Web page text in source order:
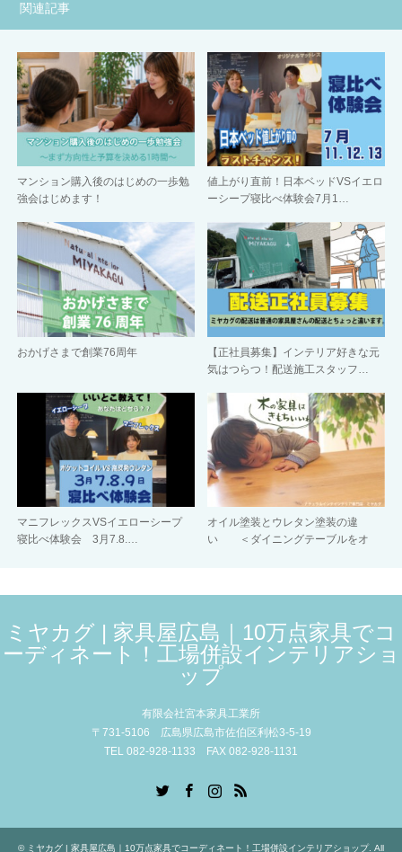
関連記事
マンション購入後のはじめの一歩勉
強会はじめます！
値上がり直前！日本ベッドVSイエロ
ーシープ寝比べ体験会7月1…
おかげさまで創業76周年
【正社員募集】インテリア好きな元
気はつらつ！配送施工スタッフ…
マニフレックスVSイエローシープ
寝比べ体験会 3月7.8.…
オイル塗装とウレタン塗装の違
い ＜ダイニングテーブルをオ
ミヤカグ | 家具屋広島｜10万点家具でコ
ーディネート！工場併設インテリアショ
ップ
有限会社宮本家具工業所
〒731-5106 広島県広島市佐伯区利松3-5-19
TEL 082-928-1133 FAX 082-928-1131
RSS
© ミヤカグ | 家具屋広島｜10万点家具でコーディネート！工場併設インテリアショップ. All